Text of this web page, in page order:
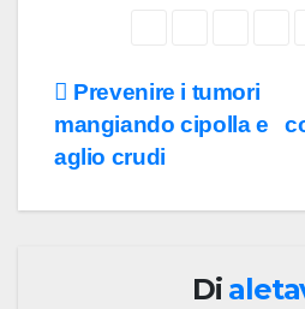
Navigazione
articoli
Prevenire i tumori
mangiando cipolla e
aglio crudi
Di